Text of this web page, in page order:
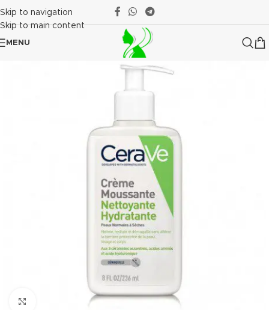
Skip to navigation
Skip to main content
MENU
Click to enlarge